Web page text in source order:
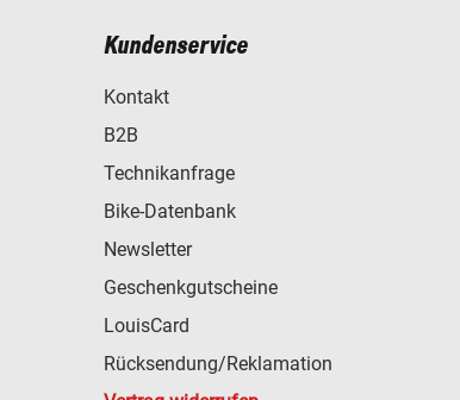
Kundenservice
Kontakt
B2B
Technikanfrage
Bike-Datenbank
Newsletter
Geschenkgutscheine
LouisCard
Rücksendung/Reklamation